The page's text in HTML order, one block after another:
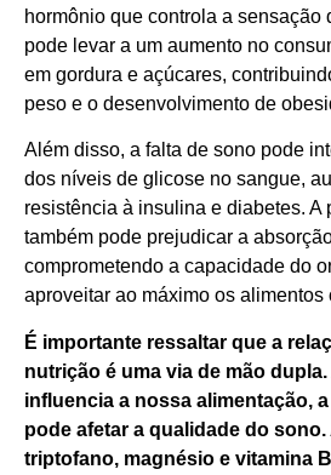
hormônio que controla a sensação
pode levar a um aumento no
em gordura e açúcares,
peso e o desenvolvimento de
Além disso, a falta de sono pode
dos níveis de glicose no sangue,
resistência à insulina e diabetes. A
também pode prejudicar a
comprometendo a capacidade do
aproveitar ao máximo os alimentos
É importante ressaltar que a
nutrição é uma via de mão
influencia a nossa alimentação,
pode afetar a qualidade do
triptofano, magnésio e vitamina